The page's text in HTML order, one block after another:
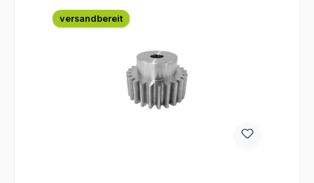
versandbereit